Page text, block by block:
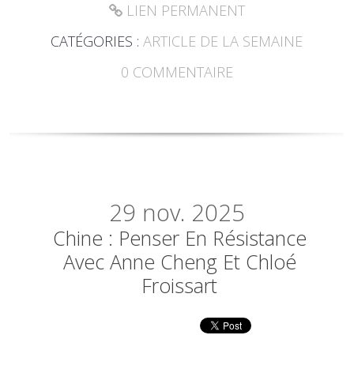
LIEN PERMANENT
CATÉGORIES :ARTICLE DE LA SEMAINE
0 COMMENTAIRE
29 nov. 2025
Chine : Penser En Résistance
Avec Anne Cheng Et Chloé
Froissart